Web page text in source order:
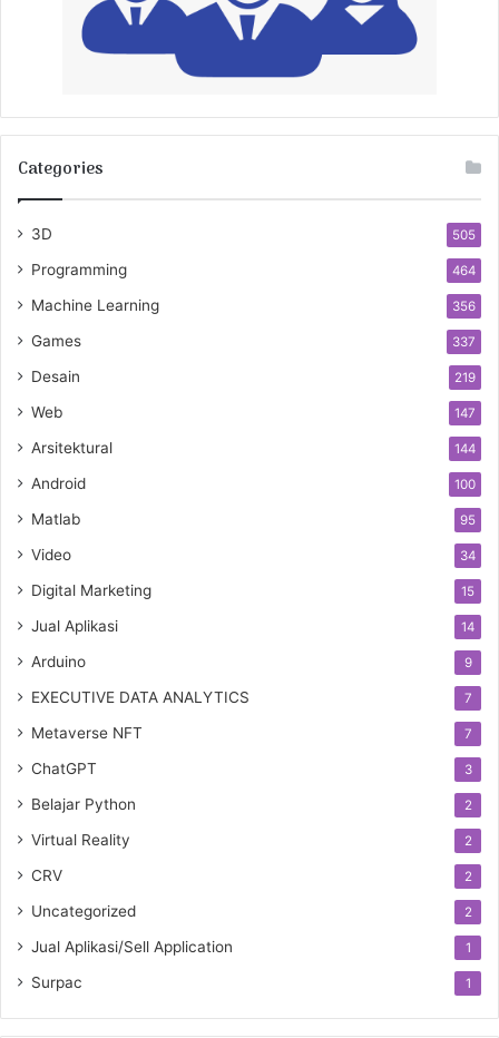
Categories
3D 505
Programming 464
Machine Learning 356
Games 337
Desain 219
Web 147
Arsitektural 144
Android 100
Matlab 95
Video 34
Digital Marketing 15
Jual Aplikasi 14
Arduino 9
EXECUTIVE DATA ANALYTICS 7
Metaverse NFT 7
ChatGPT 3
Belajar Python 2
Virtual Reality 2
CRV 2
Uncategorized 2
Jual Aplikasi/Sell Application 1
Surpac 1